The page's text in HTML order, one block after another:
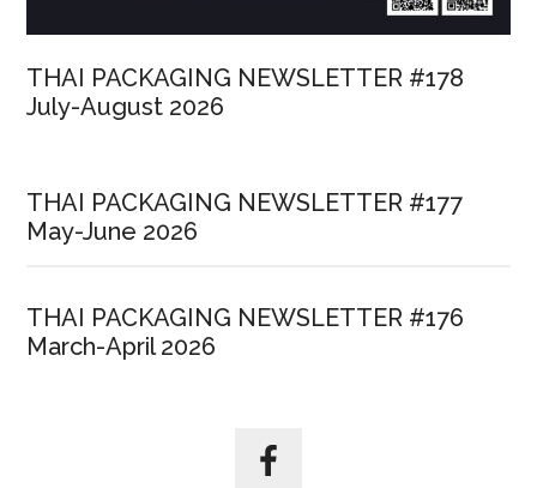
THAI PACKAGING NEWSLETTER #178
July-August 2026
THAI PACKAGING NEWSLETTER #177
May-June 2026
THAI PACKAGING NEWSLETTER #176
March-April 2026